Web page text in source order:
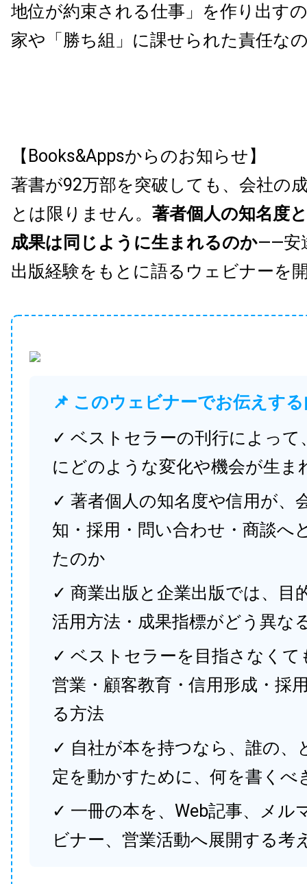
地位が約束される仕事」を作り出す
家や「勝ち組」に課せられた責任な
【Books&Appsからのお知らせ】
著書が92万部を突破しても、会社の
とは限りません。 著者個人の知名度
成果は同じように生まれるのか——安
出版経験をもとに語るウェビナーを
📌 このウェビナーでお伝えす
✓ ベストセラーの刊行によって
にどのような変化や機会が生ま
✓ 著者個人の知名度や信用が、
知・採用・問い合わせ・商談へ
たのか
✓ 商業出版と企業出版では、目
活用方法・成果指標がどう異な
✓ ベストセラーを目指さなくて
営業・顧客教育・信用形成・採
る方法
✓ 自社が本を持つなら、誰の、
定を動かすために、何を書くべ
✓ 一冊の本を、Web記事、メル
ビナー、営業活動へ展開する考